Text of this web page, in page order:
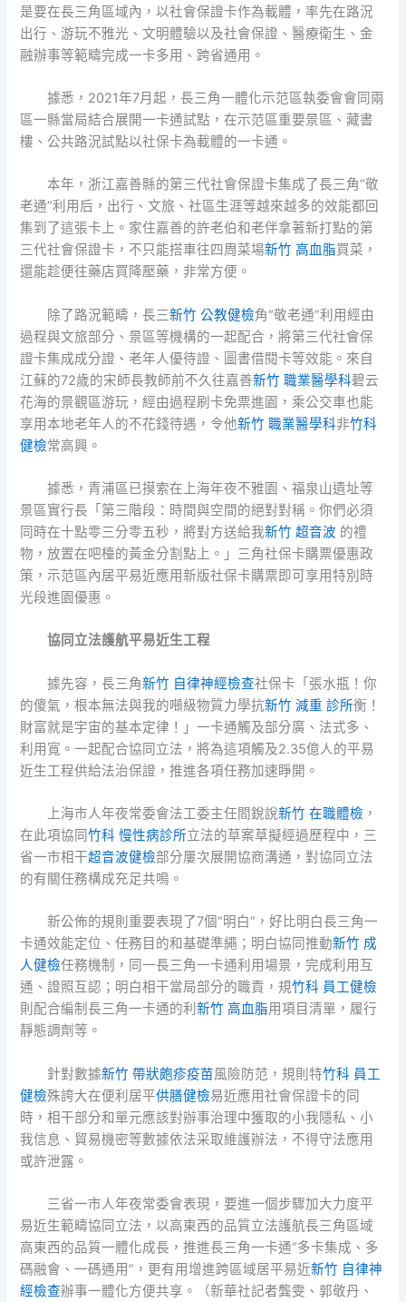
是要在長三角區域內，以社會保證卡作為載體，率先在路況
出行、游玩不雅光、文明體驗以及社會保證、醫療衛生、金
融辦事等範疇完成一卡多用、跨省通用。
據悉，2021年7月起，長三角一體化示范區執委會會同兩
區一縣當局結合展開一卡通試點，在示范區重要景區、藏書
樓、公共路況試點以社保卡為載體的一卡通。
本年，浙江嘉善縣的第三代社會保證卡集成了長三角“敬
老通”利用后，出行、文旅、社區生涯等越來越多的效能都回
集到了這張卡上。家住嘉善的許老伯和老伴拿著新打點的第
三代社會保證卡，不只能搭車往四周菜場新竹 高血脂買菜，
還能趁便往藥店買降壓藥，非常方便。
除了路況範疇，長三新竹 公教健檢角“敬老通”利用經由
過程與文旅部分、景區等機構的一起配合，將第三代社會保
證卡集成成分證、老年人優待證、圖書借閱卡等效能。來自
江蘇的72歲的宋師長教師前不久往嘉善新竹 職業醫學科碧云
花海的景觀區游玩，經由過程刷卡免票進園，乘公交車也能
享用本地老年人的不花錢待遇，令他新竹 職業醫學科非竹科
健檢常高興。
據悉，青浦區已摸索在上海年夜不雅園、福泉山遺址等
景區實行長「第三階段：時間與空間的絕對對稱。你們必須
同時在十點零三分零五秒，將對方送給我新竹 超音波 的禮
物，放置在吧檯的黃金分割點上。」三角社保卡購票優惠政
策，示范區內居平易近應用新版社保卡購票即可享用特別時
光段進園優惠。
協同立法護航平易近生工程
據先容，長三角新竹 自律神經檢查社保卡「張水瓶！你
的傻氣，根本無法與我的噸級物質力學抗新竹 減重 診所衡！
財富就是宇宙的基本定律！」一卡通觸及部分廣、法式多、
利用寬。一起配合協同立法，將為這項觸及2.35億人的平易
近生工程供給法治保證，推進各項任務加速睜開。
上海市人年夜常委會法工委主任閻銳說新竹 在職體檢 ，
在此項協同竹科 慢性病診所立法的草案草擬經過歷程中，三
省一市相干超音波健檢部分屢次展開協商溝通，對協同立法
的有關任務構成充足共鳴。
新公佈的規則重要表現了7個“明白”，好比明白長三角一
卡通效能定位、任務目的和基礎準繩；明白協同推動新竹 成
人健檢任務機制，同一長三角一卡通利用場景，完成利用互
通、證照互認；明白相干當局部分的職責，規竹科 員工健檢
則配合編制長三角一卡通的利新竹 高血脂用項目清單，履行
靜態調劑等。
針對數據新竹 帶狀皰疹疫苗風險防范，規則特竹科 員工
健檢殊誇大在便利居平供膳健檢易近應用社會保證卡的同
時，相干部分和單元應該對辦事治理中獲取的小我隱私、小
我信息、貿易機密等數據依法采取維護辦法，不得守法應用
或許泄露。
三省一市人年夜常委會表現，要進一個步驟加大力度平
易近生範疇協同立法，以高東西的品質立法護航長三角區域
高東西的品質一體化成長，推進長三角一卡通“多卡集成、多
碼融會、一碼通用”，更有用增進跨區域居平易近新竹 自律神
經檢查辦事一體化方便共享。（新華社記者龔雯、郭敬丹、